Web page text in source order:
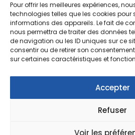
Pour offrir les meilleures expériences,
technologies telles que les cookies
informations des appareils. Le fait de
nous permettra de traiter des données
de navigation ou les ID uniques sur ce
consentir ou de retirer son
sur certaines caractéristiques et
Accepter
Refuser
Voir les
Nouvelles collections, vie de
inspirations : soyez informés de
actualités.
© Copyright Fonction